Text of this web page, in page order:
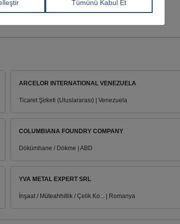
ARCELOR INTERNATIONAL VENEZUELA
Ticaret Şirketi (Uluslararası) | Venezuela
COLUMBIANA FOUNDRY COMPANY
Dökümhane / Dökme | ABD
YVA METAL EXPERT SRL
İnşaat / Müteahhitlik / Çelik Ko... | Romanya